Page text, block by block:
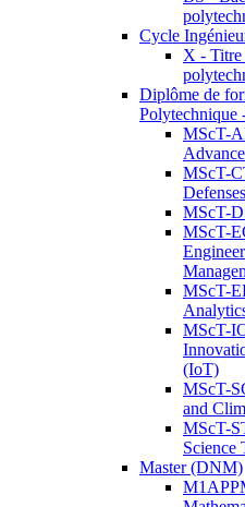
Cycle
X - Titre
Diplôme de
MScT-
MScT-
Defenses
MScT-
MScT-
MScT-
MScT-
(IoT)
MScT-
and
MScT-
Science
Master (DNM)